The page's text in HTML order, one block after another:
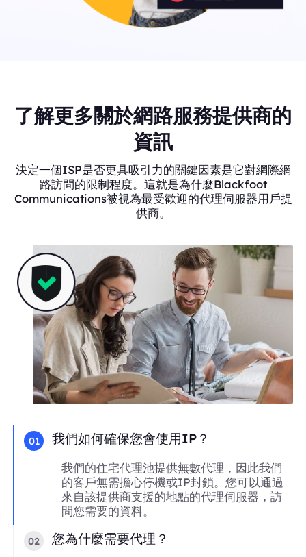
了解更多關於網路服務提供商的
資訊
決定一個ISP是否更具吸引力的關鍵因素是它對網際網
路訪問的限制程度。這就是為什麼Blackfoot
Communications被視為最受歡迎的代理伺服器用戶提
供商。
01 我們如何確保您會使用IP？
我們的住宅代理池提供無數代理，因此我們
的客戶無需擔心停機或IP封鎖。您可以通過
來自該提供商支援的地點的代理伺服器，訪
問您需要的資料。
02 您為什麼需要代理？